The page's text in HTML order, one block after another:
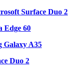
Surface Duo 2
Edge 60
Galaxy A35
Duo 2